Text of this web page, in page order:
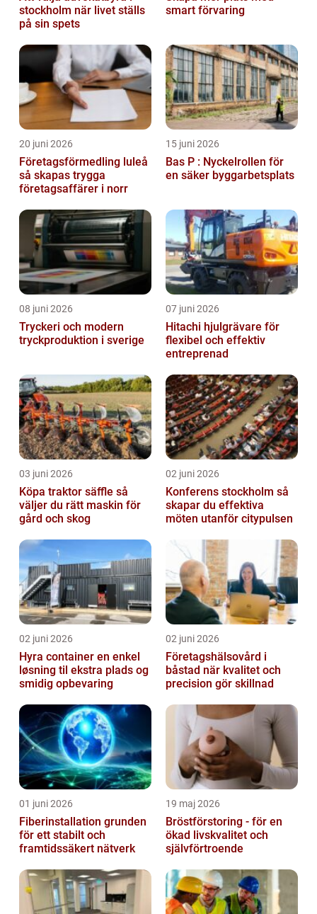
stockholm när livet ställs
på sin spets
smart förvaring
20 juni 2026
Företagsförmedling luleå
så skapas trygga
företagsaffärer i norr
15 juni 2026
Bas P : Nyckelrollen för
en säker byggarbetsplats
08 juni 2026
Tryckeri och modern
tryckproduktion i sverige
07 juni 2026
Hitachi hjulgrävare för
flexibel och effektiv
entreprenad
03 juni 2026
Köpa traktor säffle så
väljer du rätt maskin för
gård och skog
02 juni 2026
Konferens stockholm så
skapar du effektiva
möten utanför citypulsen
02 juni 2026
Hyra container en enkel
løsning til ekstra plads og
smidig opbevaring
02 juni 2026
Företagshälsovård i
båstad när kvalitet och
precision gör skillnad
01 juni 2026
Fiberinstallation grunden
för ett stabilt och
framtidssäkert nätverk
19 maj 2026
Bröstförstoring - för en
ökad livskvalitet och
självförtroende